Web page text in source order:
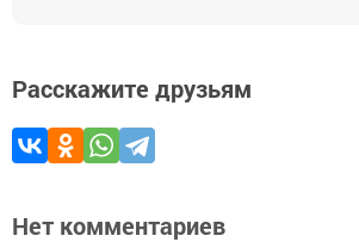
Расскажите друзьям
Нет комментариев